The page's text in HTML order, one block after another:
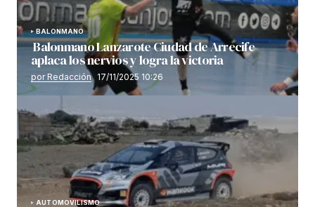
BALONMANO
Balonmano Lanzarote Ciudad de Arrecife
aplaca los nervios y logra la victoria
por Redacción 17/11/2025 10:26
AUTOMOVILISMO